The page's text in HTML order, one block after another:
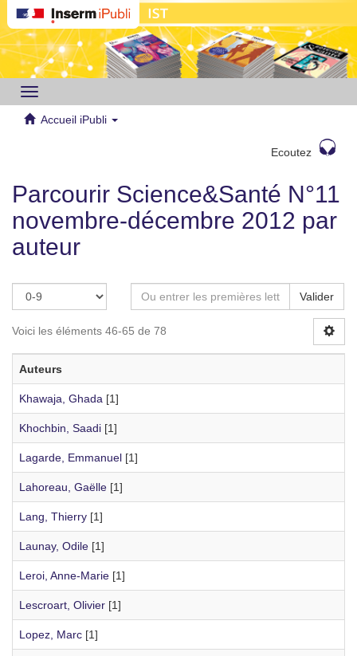
Toggle
navigation
Accueil iPubli
Ecoutez
Parcourir Science&Santé N°11
novembre-décembre 2012 par
auteur
Valider
Voici les éléments 46-65 de 78
Auteurs
Khawaja, Ghada [1]
Khochbin, Saadi [1]
Lagarde, Emmanuel [1]
Lahoreau, Gaëlle [1]
Lang, Thierry [1]
Launay, Odile [1]
Leroi, Anne-Marie [1]
Lescroart, Olivier [1]
Lopez, Marc [1]